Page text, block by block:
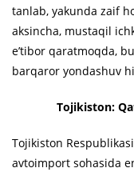
tanlab, yakunda zaif
aksincha, mustaqil
e’tibor qaratmoqda,
barqaror yondashuv
Tojikiston:
Tojikiston
avtoimport sohasida